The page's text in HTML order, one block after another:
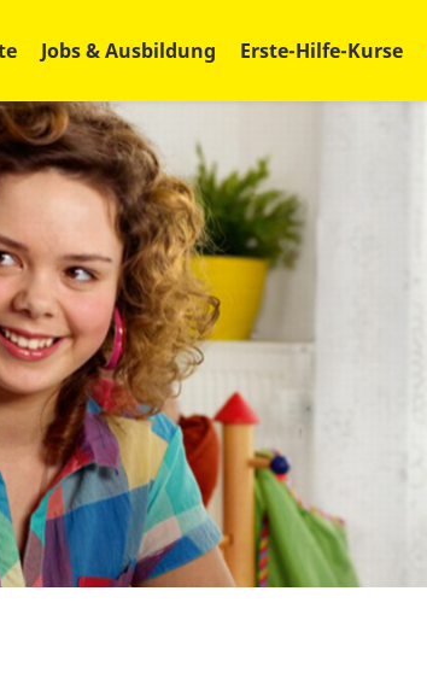
Jobs & Ausbildung Erste-Hilfe-Kurse